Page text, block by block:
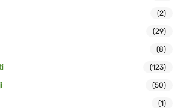
(2)
(29)
(8)
(123)
(50)
(1)